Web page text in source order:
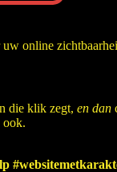
online
die klik zegt, en dan
ook.